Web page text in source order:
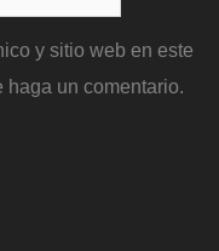
y sitio web en este
haga un comentario.